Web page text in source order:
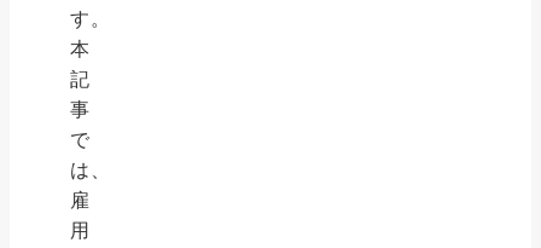
す。
本
記
事
で
は、
雇
用